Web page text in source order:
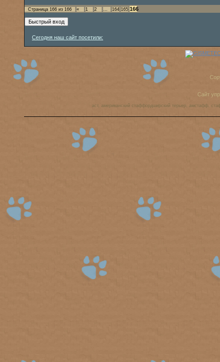
Страница 166 из 166 « 1 2 … 164 165 166
Сегодня наш сайт посетили:
Сайт
аст, американский стаффордширский терьер, амстафф,